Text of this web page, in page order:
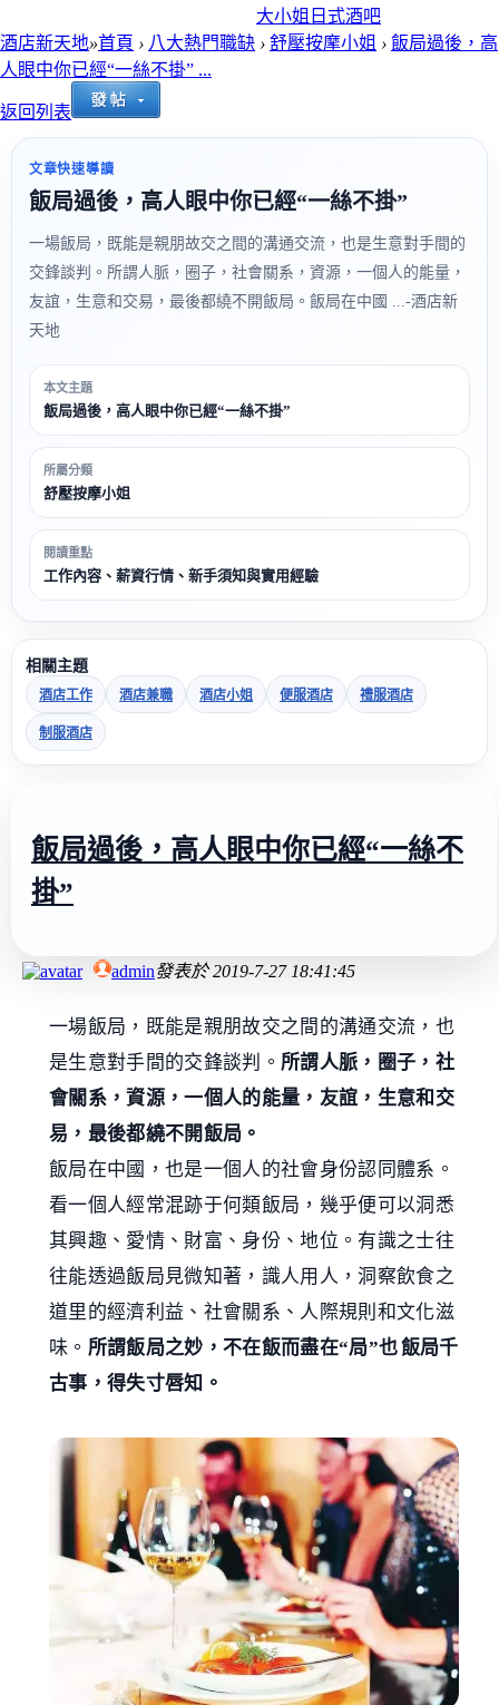
大小姐 日式酒吧
酒店新天地»首頁 › 八大熱門職缺 › 舒壓按摩小姐 › 飯局過後，高
人眼中你已經“一絲不掛” ...
返回列表
文章快速導讀
飯局過後，高人眼中你已經“一絲不掛”
一場飯局，既能是親朋故交之間的溝通交流，也是生意對手間的
交鋒談判。所謂人脈，圈子，社會關系，資源，一個人的能量，
友誼，生意和交易，最後都繞不開飯局。飯局在中國 ...-酒店新
天地
本文主題
飯局過後，高人眼中你已經“一絲不掛”
所屬分類
舒壓按摩小姐
閱讀重點
工作內容、薪資行情、新手須知與實用經驗
相關主題
酒店工作 酒店兼職 酒店小姐 便服酒店 禮服酒店
制服酒店
飯局過後，高人眼中你已經“一絲不
掛”
admin發表於2019-7-27 18:41:45
一場飯局，既能是親朋故交之間的溝通交流，也
是生意對手間的交鋒談判。所謂人脈，圈子，社
會關系，資源，一個人的能量，友誼，生意和交
易，最後都繞不開飯局。
飯局在中國，也是一個人的社會身份認同體系。
看一個人經常混跡于何類飯局，幾乎便可以洞悉
其興趣、愛情、財富、身份、地位。有識之士往
往能透過飯局見微知著，識人用人，洞察飲食之
道里的經濟利益、社會關系、人際規則和文化滋
味。 所謂飯局之妙，不在飯而盡在“局”也飯局千
古事，得失寸唇知。